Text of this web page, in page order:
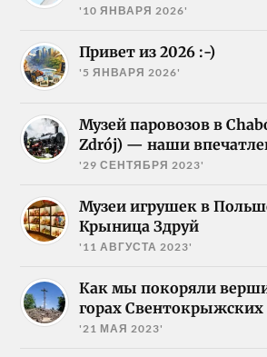
'10 ЯНВАРЯ 2026'
Привет из 2026 :-)
'5 ЯНВАРЯ 2026'
Музей паровозов в
Zdrój) — наши
'29 СЕНТЯБРЯ 2023'
Музеи игрушек в
Крыница Здруй
'11 АВГУСТА 2023'
Как мы покоряли
горах Свентокрыжских
'21 МАЯ 2023'